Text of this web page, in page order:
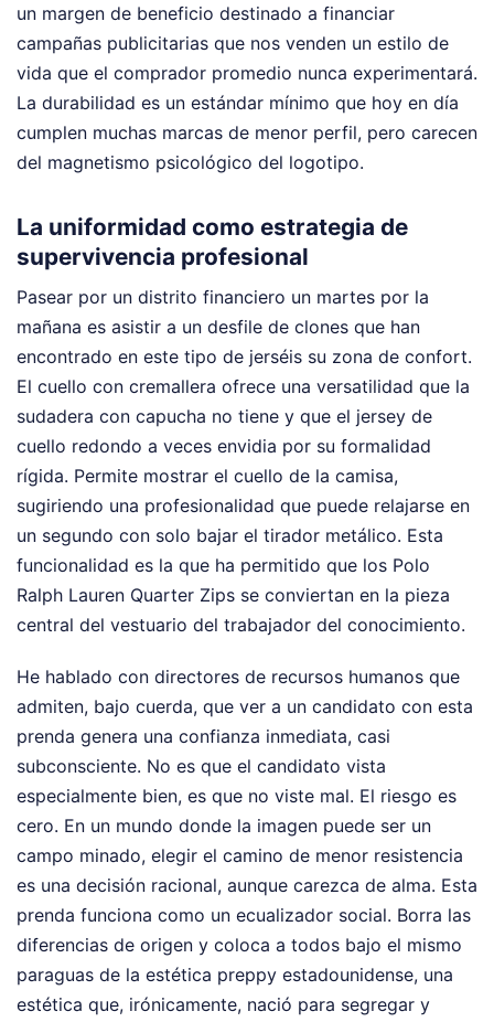
un margen de beneficio destinado a financiar
campañas publicitarias que nos venden un estilo de
vida que el comprador promedio nunca experimentará.
La durabilidad es un estándar mínimo que hoy en día
cumplen muchas marcas de menor perfil, pero carecen
del magnetismo psicológico del logotipo.
La uniformidad como estrategia de
supervivencia profesional
Pasear por un distrito financiero un martes por la
mañana es asistir a un desfile de clones que han
encontrado en este tipo de jerséis su zona de confort.
El cuello con cremallera ofrece una versatilidad que la
sudadera con capucha no tiene y que el jersey de
cuello redondo a veces envidia por su formalidad
rígida. Permite mostrar el cuello de la camisa,
sugiriendo una profesionalidad que puede relajarse en
un segundo con solo bajar el tirador metálico. Esta
funcionalidad es la que ha permitido que los Polo
Ralph Lauren Quarter Zips se conviertan en la pieza
central del vestuario del trabajador del conocimiento.
He hablado con directores de recursos humanos que
admiten, bajo cuerda, que ver a un candidato con esta
prenda genera una confianza inmediata, casi
subconsciente. No es que el candidato vista
especialmente bien, es que no viste mal. El riesgo es
cero. En un mundo donde la imagen puede ser un
campo minado, elegir el camino de menor resistencia
es una decisión racional, aunque carezca de alma. Esta
prenda funciona como un ecualizador social. Borra las
diferencias de origen y coloca a todos bajo el mismo
paraguas de la estética preppy estadounidense, una
estética que, irónicamente, nació para segregar y